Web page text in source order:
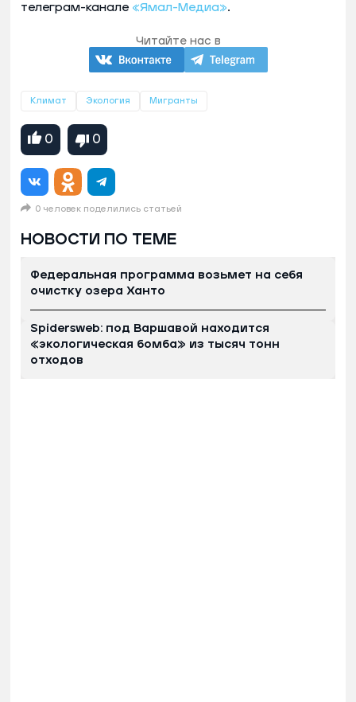
телеграм-канале «Ямал-Медиа».
Читайте нас в
Климат Экология Мигранты
0 0
0 человек поделились статьей
НОВОСТИ ПО ТЕМЕ
Федеральная программа возьмет на себя
очистку озера Ханто
Spidersweb: под Варшавой находится
«экологическая бомба» из тысяч тонн
отходов